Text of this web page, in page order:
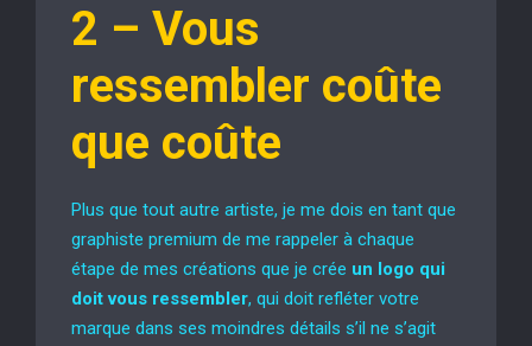
2 – Vous
ressembler coûte
que coûte
Plus que tout autre artiste, je me dois en tant que
graphiste premium de me rappeler à chaque
étape de mes créations que je crée un logo qui
doit vous ressembler, qui doit refléter votre
marque dans ses moindres détails s’il ne s’agit